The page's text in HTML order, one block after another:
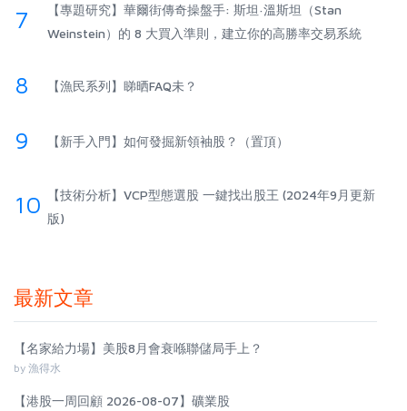
7
【專題研究】華爾街傳奇操盤手: 斯坦·溫斯坦（Stan
Weinstein）的 8 大買入準則，建立你的高勝率交易系統
8 【漁民系列】睇晒FAQ未？
9 【新手入門】如何發掘新領袖股？（置頂）
10
【技術分析】VCP型態選股 一鍵找出股王 (2024年9月更新
版)
最新文章
【名家給力場】美股8月會衰喺聯儲局手上？
by 漁得水
【港股一周回顧 2026-08-07】礦業股